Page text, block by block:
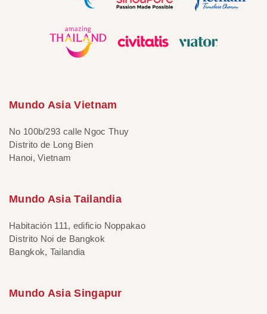
Mundo Asia Vietnam
No 100b/293 calle Ngoc Thuy
Distrito de Long Bien
Hanoi, Vietnam
Mundo Asia Tailandia
Habitación 111, edificio Noppakao
Distrito Noi de Bangkok
Bangkok, Tailandia
Mundo Asia Singapur